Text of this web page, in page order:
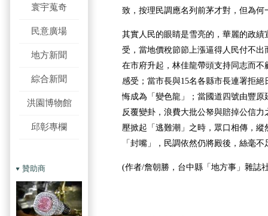
寰宇蒐奇
民意廣場
地方新聞
綜合新聞
洪園博物館
邱彰專欄
贊助商
致，按理民調應名列前茅才對，但為何
其實人民的眼睛是雪亮的，華麗的政
受，當地價稅節節上漲逼得人民付不
在市府升起，林佳龍帶頭支持同志而
感受；當市長與15名各縣市長連署拒
悔成為「變色龍」；當國道四號由豐
反覆變卦，浪費大批公帑與賠掉公信
壓掀起「逃難潮」之時，眾口相傳，
「封嘴」，民調依然仍將殿後，絲毫
(作者/詹朝勝，台中縣「地方事」 雜誌